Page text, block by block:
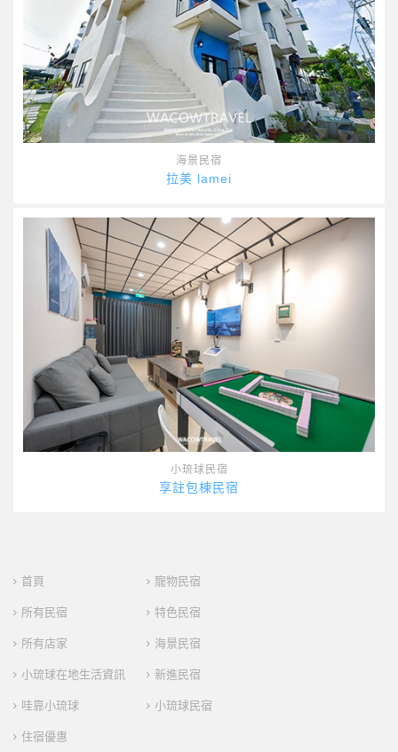
海景民宿
拉美 lamei
小琉球民宿
享註包棟民宿
首頁
所有民宿
所有店家
小琉球在地生活資訊
哇靠小琉球
住宿優惠
寵物民宿
特色民宿
海景民宿
新進民宿
小琉球民宿